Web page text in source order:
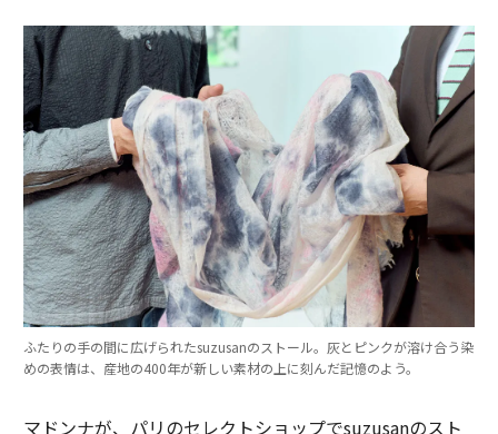
ふたりの手の間に広げられたsuzusanのストール。灰とピンクが溶け合う染
めの表情は、産地の400年が新しい素材の上に刻んだ記憶のよう。
マドンナが、パリのセレクトショップでsuzusanのスト